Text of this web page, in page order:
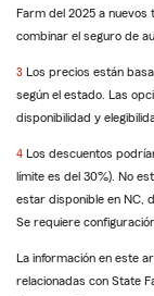
a
la
Farm del 2025 a
combinar el seguro de
Regresar
a
la
3 Los precios están
según el estado. Las
disponibilidad y
Regresar
a
la
referencia
4 Los descuentos
límite es del 30%). No
estar disponible en NC,
Se requiere
La información en este
relacionadas con State